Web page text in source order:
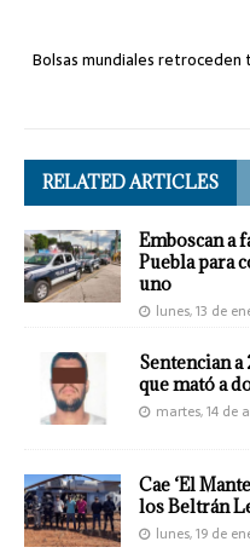
Bolsas mundiales retroceden
RELATED ARTICLES
Emboscan a
Puebla para
uno
lunes, 13 de
Sentencian
que mató a
martes, 14 de
Cae ‘El
los Beltrán
lunes, 19 de